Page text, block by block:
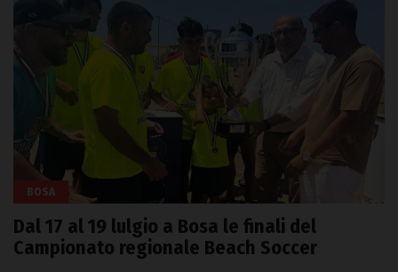
BOSA
Dal 17 al 19 lulgio a Bosa le finali del
Campionato regionale Beach Soccer